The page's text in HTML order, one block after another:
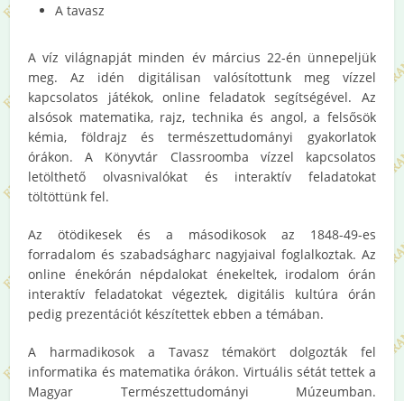
A tavasz
A víz világnapját minden év március 22-én ünnepeljük
meg. Az idén digitálisan valósítottunk meg vízzel
kapcsolatos játékok, online feladatok segítségével. Az
alsósok matematika, rajz, technika és angol, a felsősök
kémia, földrajz és természettudományi gyakorlatok
órákon. A Könyvtár Classroomba vízzel kapcsolatos
letölthető olvasnivalókat és interaktív feladatokat
töltöttünk fel.
Az ötödikesek és a másodikosok az 1848-49-es
forradalom és szabadságharc nagyjaival foglalkoztak. Az
online énekórán népdalokat énekeltek, irodalom órán
interaktív feladatokat végeztek, digitális kultúra órán
pedig prezentációt készítettek ebben a témában.
A harmadikosok a Tavasz témakört dolgozták fel
informatika és matematika órákon. Virtuális sétát tettek a
Magyar Természettudományi Múzeumban.